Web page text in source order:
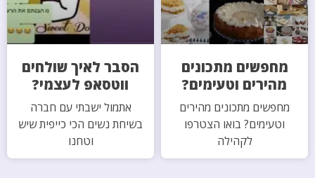
מחפשים מתכונים
מהירים וטעימים?
מחפשים מתכונים מהירים
וטעימים? בואו הצטרפו
לקהילה
הסבר לאיך שולחים
ווטסאפ לעצמי?
אתמול ישבתי עם חברה
בשיחת נשים הכי כייפית שיש
וטחנו